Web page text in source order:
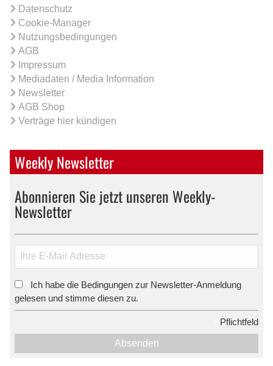
Datenschutz
Cookie-Manager
Nutzungsbedingungen
AGB
Impressum
Mediadaten / Media Information
Newsletter
AGB Shop
Verträge hier kündigen
Weekly Newsletter
Abonnieren Sie jetzt unseren Weekly-
Newsletter
Ich habe die Bedingungen zur Newsletter-Anmeldung
gelesen und stimme diesen zu.
Pflichtfeld
Absenden